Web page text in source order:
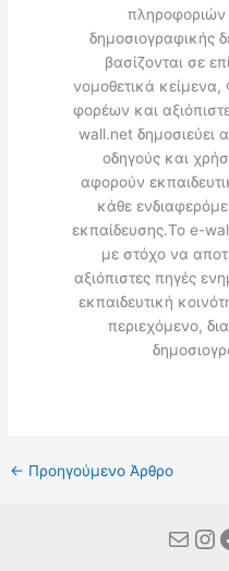
πληροφοριών
δημοσιογραφικής
βασίζονται σε
νομοθετικά
φορέων και
wall.net δημοσιεύει
οδηγούς και
αφορούν
κάθε
εκπαίδευσης.Το e-
με στόχο να
αξιόπιστες πηγές
εκπαιδευτική
περιεχόμενο,
← Προηγούμενο Άρθρο
Mail